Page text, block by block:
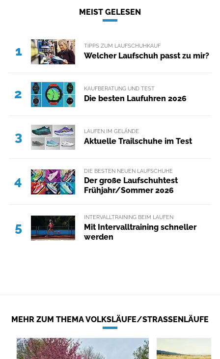
MEIST GELESEN
1 TIPPS ZUM LAUFSCHUHKAUF
Welcher Laufschuh passt zu mir?
2 KAUFBERATUNG UND TEST
Die besten Laufuhren 2026
3 LAUFEN IM GELÄNDE
Aktuelle Trailschuhe im Test
4
DIE BESTEN NEUEN LAUFSCHUHE
Der große Laufschuhtest
Frühjahr/Sommer 2026
5
INTERVALLTRAINING BEIM LAUFEN
Mit Intervalltraining schneller
werden
MEHR ZUM THEMA VOLKSLÄUFE/STRASSENLÄUFE